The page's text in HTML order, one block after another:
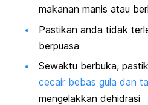
makanan manis atau
Pastikan anda tidak
berpuasa
Sewaktu berbuka,
cecair bebas gula dan
mengelakkan dehidrasi